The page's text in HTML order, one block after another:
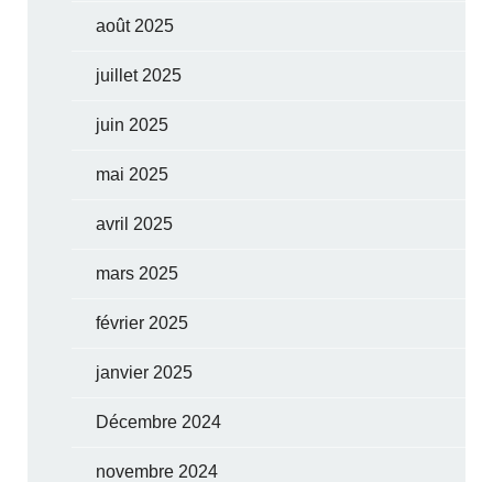
août 2025
juillet 2025
juin 2025
mai 2025
avril 2025
mars 2025
février 2025
janvier 2025
Décembre 2024
novembre 2024